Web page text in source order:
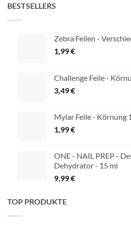
BESTSELLERS
Zebra Feilen -
1,99€
Challenge Feile -
3,49€
Mylar Feile - Körnung
1,99€
ONE - NAIL PREP -
Dehydrator - 15 ml
9,99€
TOP PRODUKTE